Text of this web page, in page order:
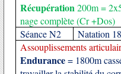
Récupération200m =
nage complète (Cr +Dos)
Séance N2
Natation
Assouplissements
Endurance= 1800m